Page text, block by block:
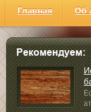
Главная Об